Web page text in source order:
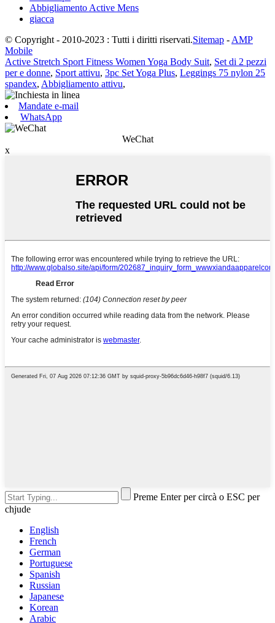
Abbigliamento Active Mens
giacca
© Copyright - 2010-2023 : Tutti i diritti riservati.Sitemap - AMP
Mobile
Active Stretch Sport Fitness Women Yoga Body Suit, Set di 2 pezzi
per e donne, Sport attivu, 3pc Set Yoga Plus, Leggings 75 nylon 25
spandex, Abbigliamento attivu,
Mandate e-mail
WhatsApp
WeChat
x
Preme Enter per circà o ESC per
chjude
English
French
German
Portuguese
Spanish
Russian
Japanese
Korean
Arabic